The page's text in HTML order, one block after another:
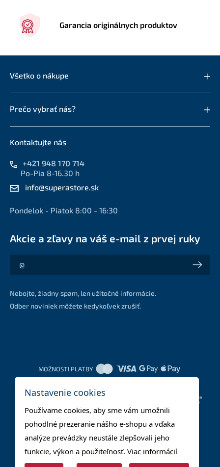
Garancia originálnych produktov
Všetko o nákupe
Prečo vybrať nás?
Kontaktujte nás
+421 948 170 714
Po-Pia 8-16.30 h
info@superastore.sk
Pondelok - Piatok 8:00 - 16:30
Akcie a zľavy na váš e-mail z prvej ruky
Akcie a zľavy na váš e-mail z prvej ruky
Nebojte, žiadny spam, len užitočné informácie.
Odber noviniek môžete kedykoľvek zrušiť.
MOŽNOSTI PLATBY
Nastavenie cookies
Používame cookies, aby sme vám umožnili
pohodlné prezeranie nášho e-shopu a vďaka
analýze prevádzky neustále zlepšovali jeho
funkcie, výkon a použiteľnosť. Viac informácií